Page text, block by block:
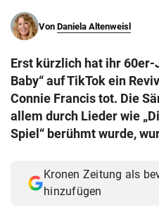
Von Daniela Altenweisl
Erst kürzlich hat ihr
Baby“ auf TikTok ein
Connie Francis tot. Die
allem durch Lieder wie
Spiel“ berühmt wurde,
Kronen Zeitung als
hinzufügen